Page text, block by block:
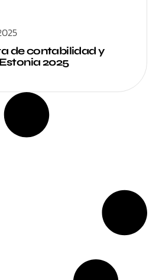
de contabilidad y
2025